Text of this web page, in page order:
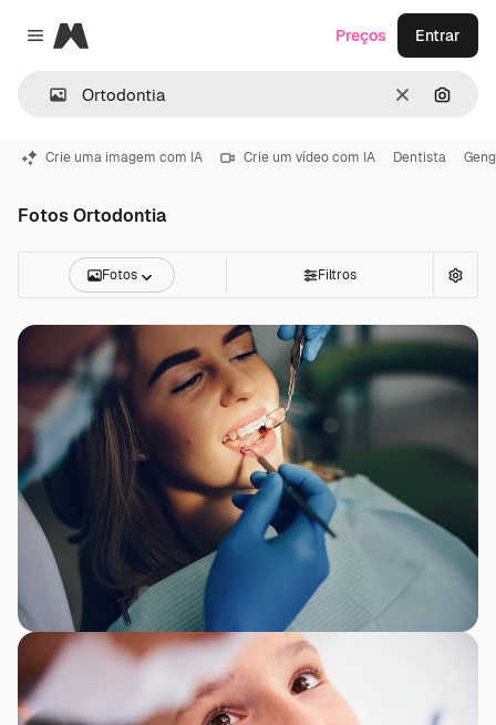
Close menu
Magnific
Limpar
Preços Entrar
Crie uma imagem com IA Crie um vídeo com IA Dentista
Fotos Ortodontia
Fotos Filtros